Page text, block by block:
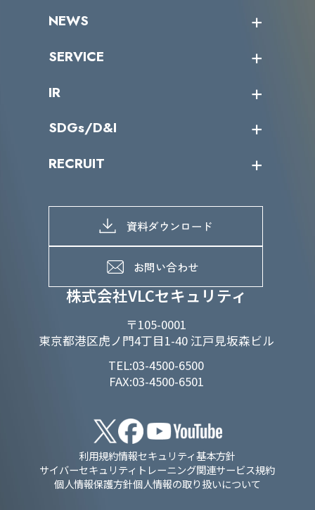
株式会社VLCセキュリティ
〒105-0001
東京都港区虎ノ門4丁目1-40 江戸見坂森ビル
TEL:03-4500-6500
FAX:03-4500-6501
トップメッセージ
ミッション／ビジョン
パートナー企業一覧
NEWS
サイバーニュース
SERVICE
カテゴリー別サービス一覧
IR
IRカレンダー
IRライブラリー
よくあるご質問
SDGs/D&I
当グループのマテリアリティ
SDGs推進体制
D&Iの取り組み
RECRUIT
募集職種一覧
メッセージ
メンバーインタビュー
資料ダウンロード
お問い合わせ
利用規約情報セキュリティ基本方針
サイバーセキュリティトレーニング関連サービス規約
個人情報保護方針個人情報の取り扱いについて